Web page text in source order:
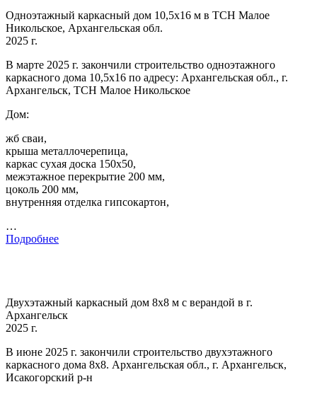
Одноэтажный каркасный дом 10,5х16 м в ТСН Малое
Никольское, Архангельская обл.
2025 г.
В марте 2025 г. закончили строительство одноэтажного
каркасного дома 10,5х16 по адресу: Архангельская обл., г.
Архангельск, ТСН Малое Никольское
Дом:
жб сваи,
крыша металлочерепица,
каркас сухая доска 150х50,
межэтажное перекрытие 200 мм,
цоколь 200 мм,
внутренняя отделка гипсокартон,
…
Подробнее
Двухэтажный каркасный дом 8х8 м с верандой в г.
Архангельск
2025 г.
В июне 2025 г. закончили строительство двухэтажного
каркасного дома 8х8. Архангельская обл., г. Архангельск,
Исакогорский р-н